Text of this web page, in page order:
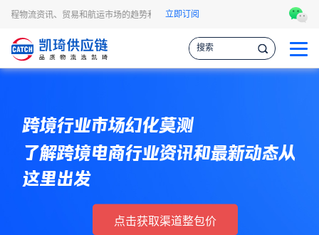
物流资讯、贸易和航运市场的趋势和最新事件，让您掌握各种情报，作出更明智
立即订阅
跨境行业市场幻化莫测
了解跨境电商行业资讯和最新动态从
这里出发
点击获取渠道整包价